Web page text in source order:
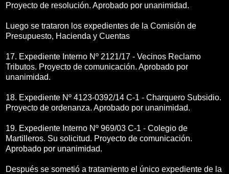
Proyecto de resolución. Aprobado por unanimidad.
Luego se trataron los expedientes de la Comisión de
Presupuesto, Hacienda y Cuentas
17. Expediente Interno Nº 2121/17 - Vecinos Reclamo
Tributos. Proyecto de comunicación. Aprobado por
unanimidad.
18. Expediente Nº 4123-0392/14 C-1 - Charquero Subsidio.
Proyecto de ordenanza. Aprobado por unanimidad.
19. Expediente Interno Nº 969/03 C-1 - Colegio de
Martilleros. Su solicitud. Proyecto de comunicación.
Aprobado por unanimidad.
Después se sometió a tratamiento el único expediente de la